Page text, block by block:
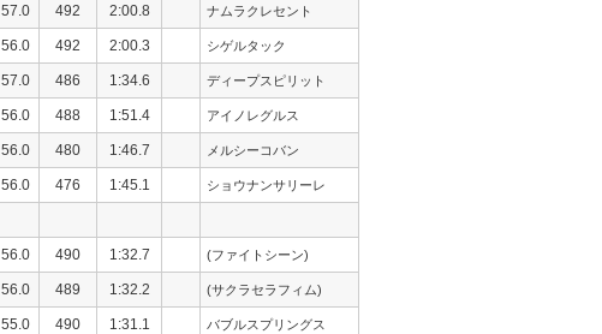
57.0 492 2:00.8 ナムラクレセント
56.0 492 2:00.3 シゲルタック
57.0 486 1:34.6 ディープスピリット
56.0 488 1:51.4 アイノレグルス
56.0 480 1:46.7 メルシーコバン
56.0 476 1:45.1 ショウナンサリーレ
56.0 490 1:32.7 (ファイトシーン)
56.0 489 1:32.2 (サクラセラフィム)
55.0 490 1:31.1 バブルスプリングス